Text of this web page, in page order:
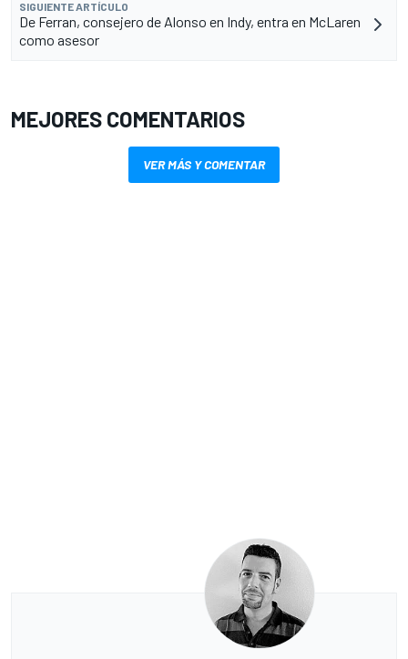
SIGUIENTE ARTÍCULO
De Ferran, consejero de Alonso en Indy, entra en McLaren
como asesor
MEJORES COMENTARIOS
VER MÁS Y COMENTAR